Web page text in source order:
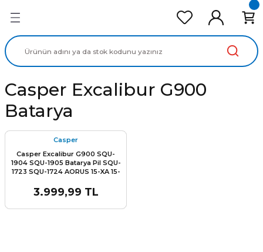
Ekran Panel
Data Kablo
Casper Excalibur G900
Batarya
Casper
Casper Excalibur G900 SQU-
1904 SQU-1905 Batarya Pil SQU-
1723 SQU-1724 AORUS 15-XA 15-
Thunderobot 911 Pro
3.999,99 TL